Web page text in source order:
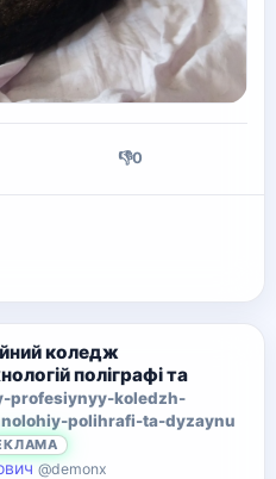
👎0
коледж
поліграфі та
profesiynyy-koledzh-
polihrafi-ta-dyzaynu
@demonx